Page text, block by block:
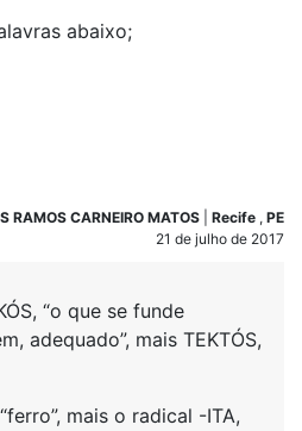
abaixo;
RAMOS CARNEIRO MATOS Recife , PE
21 de julho de 2017
“o que se funde
adequado”, mais TEKTÓS,
mais o radical -ITA,